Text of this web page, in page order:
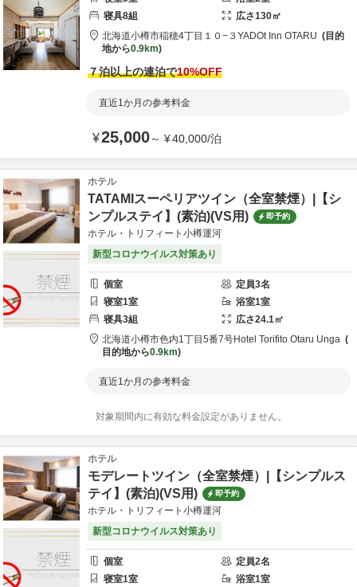
寝具8組 広さ130㎡
北海道小樽市稲穂4丁目１０−３ YADOt Inn OTARU
目的
地から0.9km
７泊以上の連泊で10%OFF
直近1か月の参考料金
¥25,000～ ¥40,000/泊
ホテル
TATAMIスーペリアツイン（全室禁煙）|【シ
ンプルステイ】(素泊)(VS用)
即予約
ホテル・トリフィート小樽運河
新型コロナウイルス対策あり
個室 定員3名
寝室1室 浴室1室
寝具3組 広さ24.1㎡
北海道小樽市色内1丁目5番7号Hotel Torifito Otaru Unga
目的地から0.9km
直近1か月の参考料金
対象期間内に有効な料金設定がありません。
ホテル
モデレートツイン（全室禁煙）|【シンプルス
テイ】(素泊)(VS用)
即予約
ホテル・トリフィート小樽運河
新型コロナウイルス対策あり
個室 定員2名
寝室1室 浴室1室